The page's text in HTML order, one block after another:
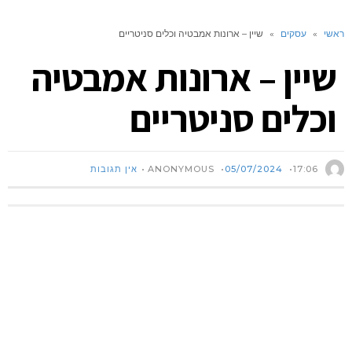
ראשי » עסקים » שיין – ארונות אמבטיה וכלים סניטריים
שיין – ארונות אמבטיה
וכלים סניטריים
05/07/2024 17:06 אין תגובות